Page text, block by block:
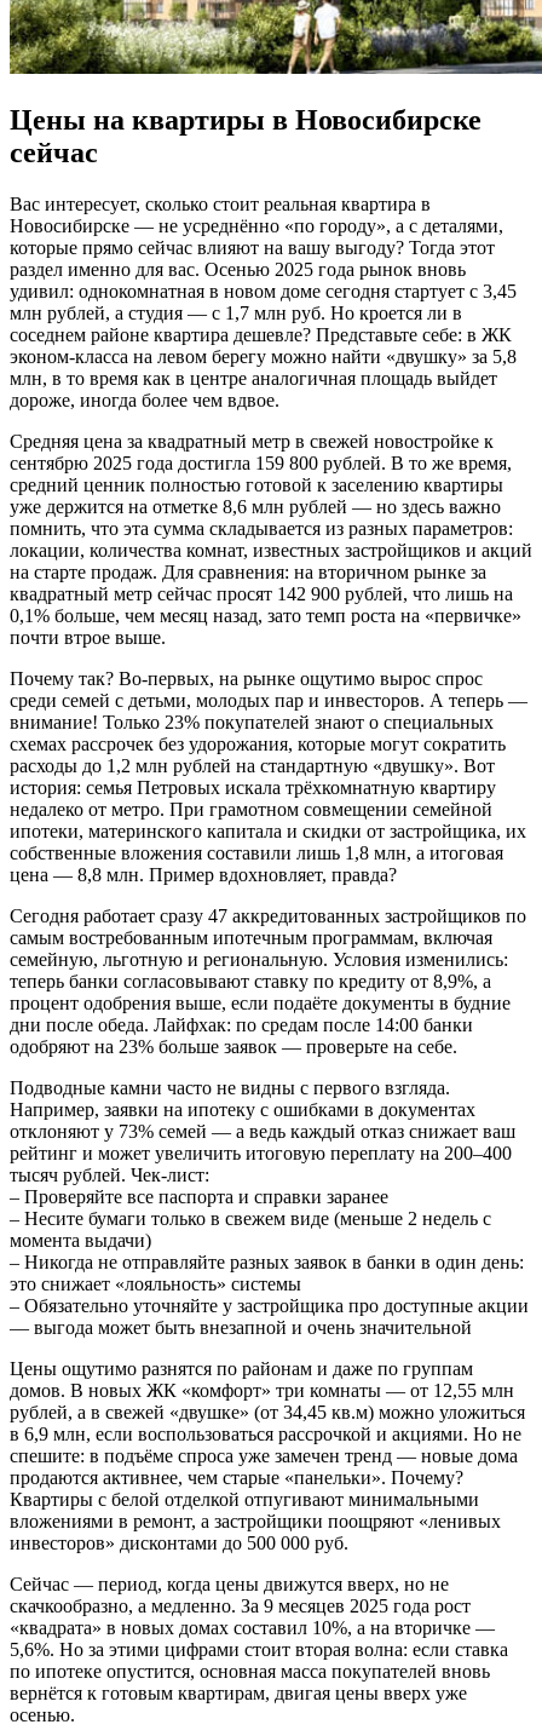
Цены на квартиры в Новосибирске
сейчас
Вас интересует, сколько стоит реальная квартира в
Новосибирске — не усреднённо «по городу», а с деталями,
которые прямо сейчас влияют на вашу выгоду? Тогда этот
раздел именно для вас. Осенью 2025 года рынок вновь
удивил: однокомнатная в новом доме сегодня стартует с 3,45
млн рублей, а студия — с 1,7 млн руб. Но кроется ли в
соседнем районе квартира дешевле? Представьте себе: в ЖК
эконом-класса на левом берегу можно найти «двушку» за 5,8
млн, в то время как в центре аналогичная площадь выйдет
дороже, иногда более чем вдвое.
Средняя цена за квадратный метр в свежей новостройке к
сентябрю 2025 года достигла 159 800 рублей. В то же время,
средний ценник полностью готовой к заселению квартиры
уже держится на отметке 8,6 млн рублей — но здесь важно
помнить, что эта сумма складывается из разных параметров:
локации, количества комнат, известных застройщиков и акций
на старте продаж. Для сравнения: на вторичном рынке за
квадратный метр сейчас просят 142 900 рублей, что лишь на
0,1% больше, чем месяц назад, зато темп роста на «первичке»
почти втрое выше.
Почему так? Во-первых, на рынке ощутимо вырос спрос
среди семей с детьми, молодых пар и инвесторов. А теперь —
внимание! Только 23% покупателей знают о специальных
схемах рассрочек без удорожания, которые могут сократить
расходы до 1,2 млн рублей на стандартную «двушку». Вот
история: семья Петровых искала трёхкомнатную квартиру
недалеко от метро. При грамотном совмещении семейной
ипотеки, материнского капитала и скидки от застройщика, их
собственные вложения составили лишь 1,8 млн, а итоговая
цена — 8,8 млн. Пример вдохновляет, правда?
Сегодня работает сразу 47 аккредитованных застройщиков по
самым востребованным ипотечным программам, включая
семейную, льготную и региональную. Условия изменились:
теперь банки согласовывают ставку по кредиту от 8,9%, а
процент одобрения выше, если подаёте документы в будние
дни после обеда. Лайфхак: по средам после 14:00 банки
одобряют на 23% больше заявок — проверьте на себе.
Подводные камни часто не видны с первого взгляда.
Например, заявки на ипотеку с ошибками в документах
отклоняют у 73% семей — а ведь каждый отказ снижает ваш
рейтинг и может увеличить итоговую переплату на 200–400
тысяч рублей. Чек-лист:
– Проверяйте все паспорта и справки заранее
– Несите бумаги только в свежем виде (меньше 2 недель с
момента выдачи)
– Никогда не отправляйте разных заявок в банки в один день:
это снижает «лояльность» системы
– Обязательно уточняйте у застройщика про доступные акции
— выгода может быть внезапной и очень значительной
Цены ощутимо разнятся по районам и даже по группам
домов. В новых ЖК «комфорт» три комнаты — от 12,55 млн
рублей, а в свежей «двушке» (от 34,45 кв.м) можно уложиться
в 6,9 млн, если воспользоваться рассрочкой и акциями. Но не
спешите: в подъёме спроса уже замечен тренд — новые дома
продаются активнее, чем старые «панельки». Почему?
Квартиры с белой отделкой отпугивают минимальными
вложениями в ремонт, а застройщики поощряют «ленивых
инвесторов» дисконтами до 500 000 руб.
Сейчас — период, когда цены движутся вверх, но не
скачкообразно, а медленно. За 9 месяцев 2025 года рост
«квадрата» в новых домах составил 10%, а на вторичке —
5,6%. Но за этими цифрами стоит вторая волна: если ставка
по ипотеке опустится, основная масса покупателей вновь
вернётся к готовым квартирам, двигая цены вверх уже
осенью.